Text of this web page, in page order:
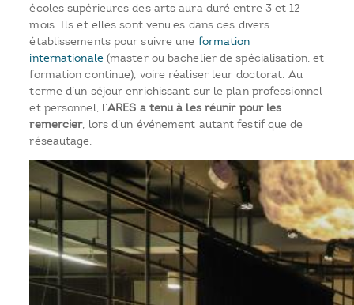
écoles supérieures des arts aura duré entre 3 et 12
mois. Ils et elles sont venu·es dans ces divers
établissements pour suivre une formation
internationale(master ou bachelier de spécialisation, et
formation continue), voire réaliser leur doctorat. Au
terme d’un séjour enrichissant sur le plan professionnel
et personnel, l’ARES a tenu à les réunir pour les
remercier, lors d’un événement autant festif que de
réseautage.